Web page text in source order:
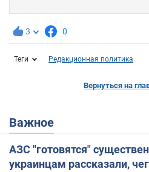
3 0
Теги Редакционная политика
Вернуться на
Важное
АЗС "готовятся"
украинцам рассказали,